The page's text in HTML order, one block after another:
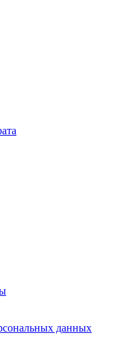
данных